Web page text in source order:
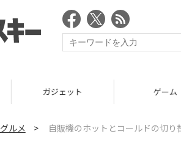
ガジェット ゲーム
グルメ > 自販機のホットとコールドの切